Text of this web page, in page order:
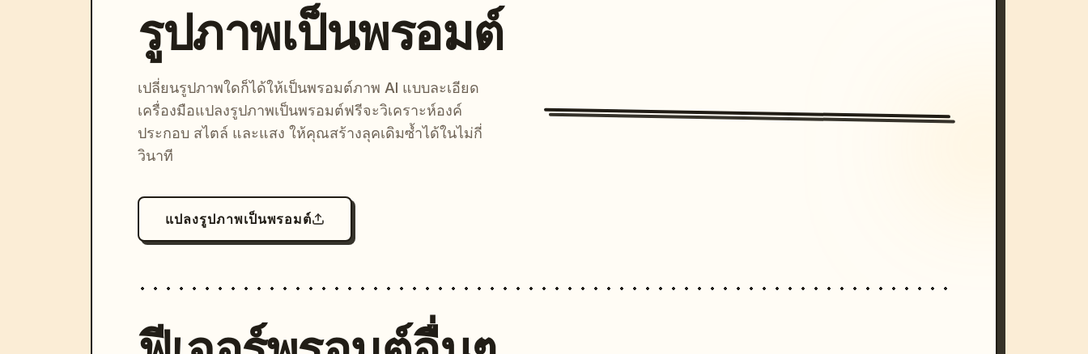
รูปภาพเป็นพรอมต์
เปลี่ยนรูปภาพใดก็ได้ให้เป็นพรอมต์ภาพ AI แบบละเอียด
เครื่องมือแปลงรูปภาพเป็นพรอมต์ฟรีจะวิเคราะห์องค์
ประกอบ สไตล์ และแสง ให้คุณสร้างลุคเดิมซ้ำได้ในไม่กี่
วินาที
แปลงรูปภาพเป็นพรอมต์